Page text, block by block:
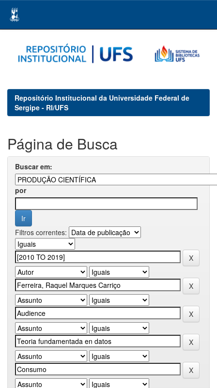
navigation
Repositório Institucional da Universidade Federal de
Sergipe - RI/UFS
Página de Busca
Buscar em:
por
Filtros correntes: